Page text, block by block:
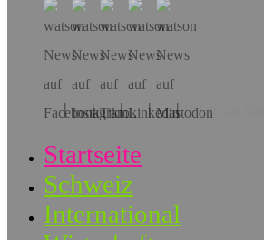
Hol dir die App!
Startseite
Schweiz
International